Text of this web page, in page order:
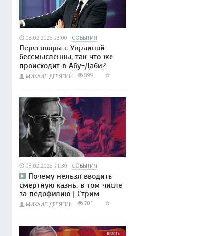
08.02.2026 23:00 СОБЫТИЯ
Переговоры с Украиной
бессмысленны, так что же
происходит в Абу-Даби?
МИХАИЛ ДЕЛЯГИН 899
08.02.2026 21:30 СОБЫТИЯ
Почему нельзя вводить
смертную казнь, в том числе
за педофилию | Стрим
МИХАИЛ ДЕЛЯГИН 701